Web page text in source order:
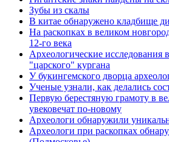
Зубы из скалы
В китае обнаружено кладбище
На раскопках в великом
12-го века
Археологические исследования
"царского" кургана
У букингемского дворца
Ученые узнали, как делались
Первую берестяную грамоту в
увековечат по-новому
Археологи обнаружили
Археологи при раскопках